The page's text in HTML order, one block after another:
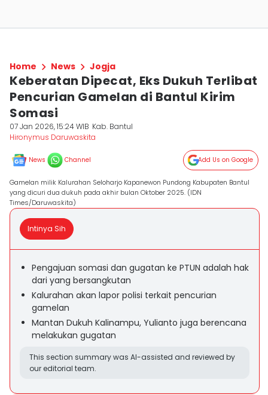
Home News Jogja
Keberatan Dipecat, Eks Dukuh Terlibat
Pencurian Gamelan di Bantul Kirim
Somasi
07 Jan 2026, 15:24 WIB Kab. Bantul
Hironymus Daruwaskita
News Channel Add Us on Google
Gamelan milik Kalurahan Seloharjo Kapanewon Pundong Kabupaten Bantul
yang dicuri dua dukuh pada akhir bulan Oktober 2025. (IDN
Times/Daruwaskita)
Intinya Sih
Pengajuan somasi dan gugatan ke PTUN adalah hak
dari yang bersangkutan
Kalurahan akan lapor polisi terkait pencurian
gamelan
Mantan Dukuh Kalinampu, Yulianto juga berencana
melakukan gugatan
This section summary was AI-assisted and reviewed by
our editorial team.